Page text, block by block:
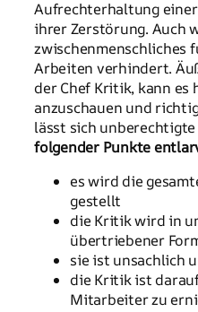
Aufrechterhaltung
ihrer Zerstörung. Auch
zwischenmenschliches
Arbeiten verhindert.
der Chef Kritik, kann es
anzuschauen und
lässt sich
folgender Punkte
es wird die
gestellt
die Kritik wird in
übertriebener
sie ist unsachlich
die Kritik ist
Mitarbeiter zu